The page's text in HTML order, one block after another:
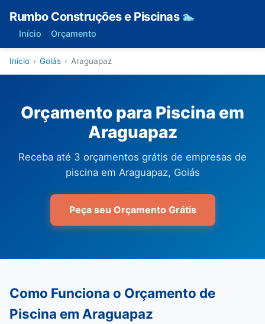
Rumbo Construções e Piscinas 🏊
Início Orçamento
Início › Goiás › Araguapaz
Orçamento para Piscina em
Araguapaz
Receba até 3 orçamentos grátis de empresas de
piscina em Araguapaz, Goiás
Peça seu Orçamento Grátis
Como Funciona o Orçamento de
Piscina em Araguapaz